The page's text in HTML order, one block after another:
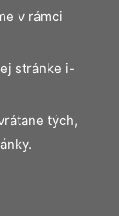
v rámci
stránke i-
tých,